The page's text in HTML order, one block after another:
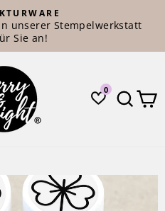
Pause
Diashow
unserer Stempelwerkstatt
Sie an!
Merry
and
Bright®
0